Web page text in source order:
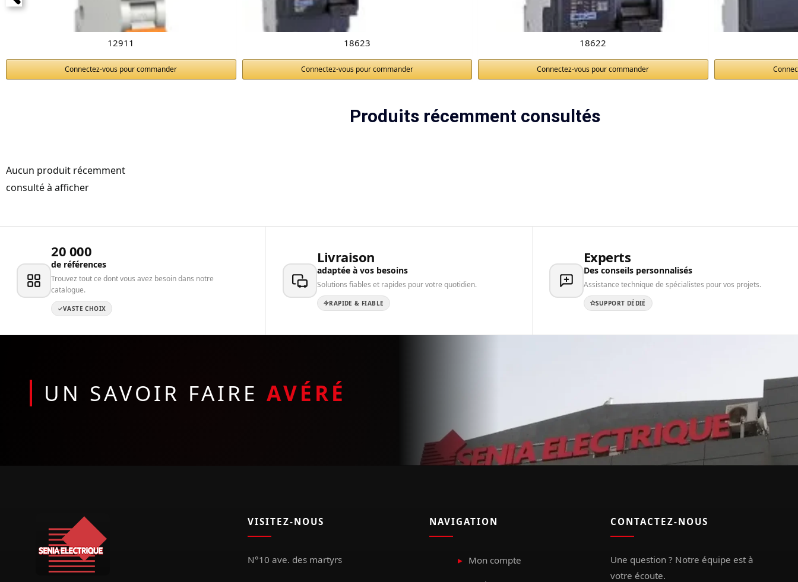
12911
Connectez-vous pour commander
18623
Connectez-vous pour commander
18622
Connectez-vous pour commander
Produits récemment consultés
Aucun produit récemment
consulté à afficher
20 000
de références
Trouvez tout ce dont vous avez besoin dans notre
catalogue.
VASTE CHOIX
Livraison
adaptée à vos besoins
Solutions fiables et rapides pour votre quotidien.
RAPIDE & FIABLE
Experts
Des conseils personnalisés
Assistance technique de spécialistes pour vos projets.
SUPPORT DÉDIÉ
UN SAVOIR FAIRE AVÉRÉ
VISITEZ-NOUS
N°10 ave. des martyrs
NAVIGATION
Mon compte
CONTACTEZ-NOUS
Une question ? Notre équipe est à
votre écoute.